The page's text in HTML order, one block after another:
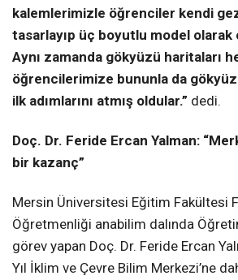
kalemlerimizle öğrenciler kendi
tasarlayıp üç boyutlu model olarak
Aynı zamanda gökyüzü haritaları
öğrencilerimize bununla da
ilk adımlarını atmış oldular.” dedi.
Doç. Dr. Feride Ercan Yalman:
bir kazanç”
Mersin Üniversitesi Eğitim Fakültesi
Öğretmenliği anabilim dalında
görev yapan Doç. Dr. Feride Ercan
Yıl İklim ve Çevre Bilim Merkezi’ne